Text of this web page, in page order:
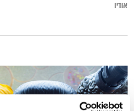
אודיו